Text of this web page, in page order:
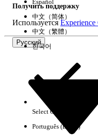
Получить поддержку
ИспользуетсяExperience
Русский
Español
中文（简体）
中文（繁體）
한국어
Select Org
Português (Brasil)